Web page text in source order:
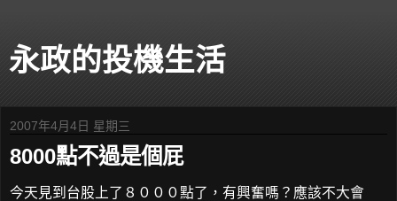
永政的投機生活
2007年4月4日 星期三
8000點不過是個屁
今天見到台股上了８０００點了，有興奮嗎？應該不大會